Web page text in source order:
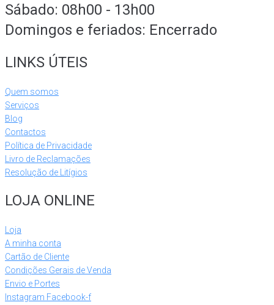
Sábado: 08h00 - 13h00
Domingos e feriados: Encerrado
LINKS ÚTEIS
Quem somos
Serviços
Blog
Contactos
Política de Privacidade
Livro de Reclamações
Resolução de Litígios
LOJA ONLINE
Loja
A minha conta
Cartão de Cliente
Condições Gerais de Venda
Envio e Portes
Instagram Facebook-f